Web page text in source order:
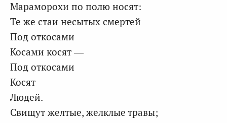
Мараморохи по полю носят:
Те же стаи несытых смертей
Под откосами
Косами косят —
Под откосами
Косят
Людей.
Свищут желтые, желклые травы;